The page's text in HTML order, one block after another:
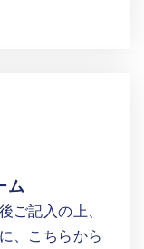
ム
ご記入の上、
、こちらから